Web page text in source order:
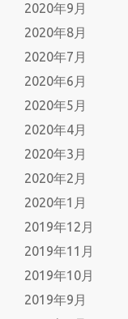
2020年9月
2020年8月
2020年7月
2020年6月
2020年5月
2020年4月
2020年3月
2020年2月
2020年1月
2019年12月
2019年11月
2019年10月
2019年9月